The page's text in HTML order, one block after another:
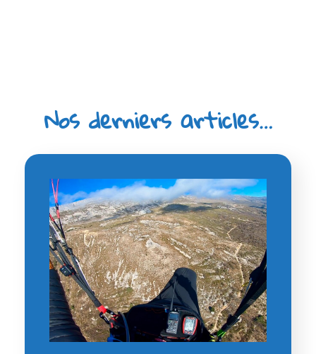
Nos derniers articles…